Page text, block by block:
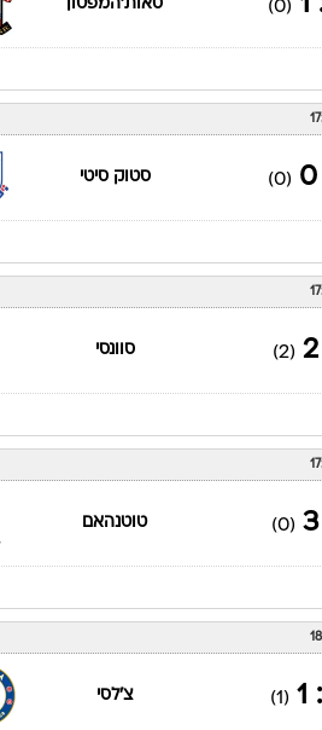
(0) סאות'המפטון
(0) סטוק סיטי
(2) סוונסי
(0) טוטנהאם
(1) צ'לסי